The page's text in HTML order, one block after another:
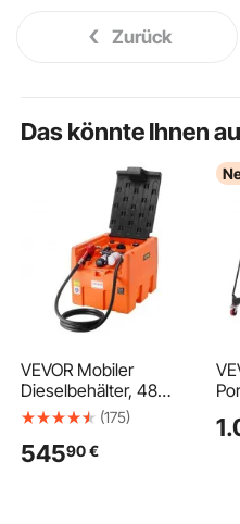
Zurück
Das könnte Ihnen
VEVOR Mobiler
Dieselbehälter, 48
Gallonen
10,6 GPM
(175)
54590€